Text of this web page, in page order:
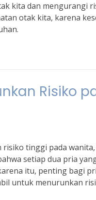
kita dan mengurangi
otak kita, karena
Risiko
tinggi pada
setiap dua pria
itu, penting bagi
untuk menurunkan